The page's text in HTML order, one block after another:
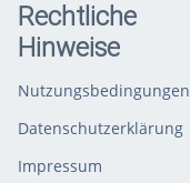
Rechtliche
Hinweise
Nutzungsbedingungen
Datenschutzerklärung
Impressum